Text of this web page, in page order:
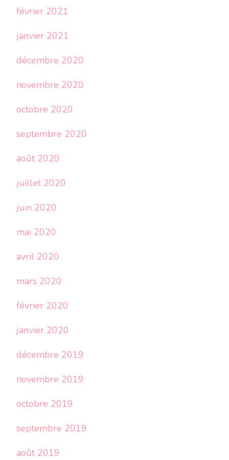
février 2021
janvier 2021
décembre 2020
novembre 2020
octobre 2020
septembre 2020
août 2020
juillet 2020
juin 2020
mai 2020
avril 2020
mars 2020
février 2020
janvier 2020
décembre 2019
novembre 2019
octobre 2019
septembre 2019
août 2019